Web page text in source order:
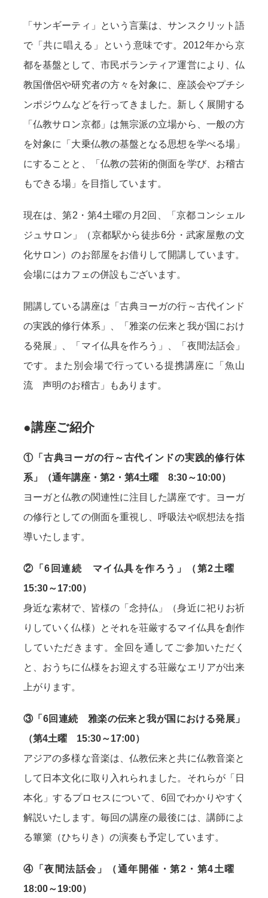
「サンギーティ」という言葉は、サンスクリット語
で「共に唱える」という意味です。2012年から京
都を基盤として、市民ボランティア運営により、仏
教国僧侶や研究者の方々を対象に、座談会やプチシ
ンポジウムなどを行ってきました。新しく展開する
「仏教サロン京都」は無宗派の立場から、一般の方
を対象に「大乗仏教の基盤となる思想を学べる場」
にすることと、「仏教の芸術的側面を学び、お稽古
もできる場」を目指しています。
現在は、第2・第4土曜の月2回、「京都コンシェル
ジュサロン」（京都駅から徒歩6分・武家屋敷の文
化サロン）のお部屋をお借りして開講しています。
会場にはカフェの併設もございます。
開講している講座は「古典ヨーガの行～古代インド
の実践的修行体系」、「雅楽の伝来と我が国におけ
る発展」、「マイ仏具を作ろう」、「夜間法話会」
です。また別会場で行っている提携講座に「魚山
流 声明のお稽古」もあります。
●講座ご紹介
①「古典ヨーガの行～古代インドの実践的修行体
系」（通年講座・第2・第4土曜 8:30～10:00）
ヨーガと仏教の関連性に注目した講座です。ヨーガ
の修行としての側面を重視し、呼吸法や瞑想法を指
導いたします。
②「6回連続 マイ仏具を作ろう」（第2土曜
15:30～17:00）
身近な素材で、皆様の「念持仏」（身近に祀りお祈
りしていく仏様）とそれを荘厳するマイ仏具を創作
していただきます。全回を通してご参加いただく
と、おうちに仏様をお迎えする荘厳なエリアが出来
上がります。
③「6回連続 雅楽の伝来と我が国における発展」
（第4土曜 15:30～17:00）
アジアの多様な音楽は、仏教伝来と共に仏教音楽と
して日本文化に取り入れられました。それらが「日
本化」するプロセスについて、6回でわかりやすく
解説いたします。毎回の講座の最後には、講師によ
る篳篥（ひちりき）の演奏も予定しています。
④「夜間法話会」（通年開催・第2・第4土曜
18:00～19:00）